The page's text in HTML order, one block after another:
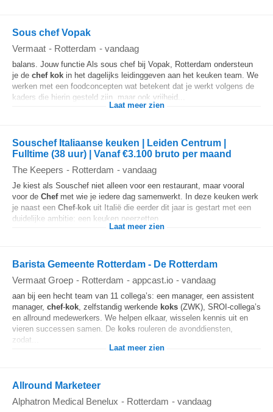
Sous chef Vopak
Vermaat - Rotterdam - vandaag
balans. Jouw functie Als sous chef bij Vopak, Rotterdam ondersteun
je de chef kok in het dagelijks leidinggeven aan het keuken team. We
werken met een foodconcepten wat betekent dat je werkt volgens de
kaders die hierin gesteld zijn, maar ook vrijheid...
Laat meer zien
Souschef Italiaanse keuken | Leiden Centrum |
Fulltime (38 uur) | Vanaf €3.100 bruto per maand
The Keepers - Rotterdam - vandaag
Je kiest als Souschef niet alleen voor een restaurant, maar vooral
voor de Chefmet wie je iedere dag samenwerkt. In deze keuken werk
je naast een Chef-kok uit Italië die eerder dit jaar is gestart met een
duidelijke ambitie: een keuken neerzetten...
Laat meer zien
Barista Gemeente Rotterdam - De Rotterdam
Vermaat Groep - Rotterdam - appcast.io - vandaag
aan bij een hecht team van 11 collega’s: een manager, een assistent
manager, chef-kok, zelfstandig werkende koks (ZWK), SROI-collega’s
en allround medewerkers. We helpen elkaar, wisselen kennis uit en
vieren successen samen. De koks rouleren de avonddiensten,
zodat...
Laat meer zien
Allround Marketeer
Alphatron Medical Benelux - Rotterdam - vandaag